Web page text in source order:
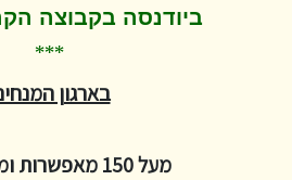
ביודנסה בקבוצה
***
בארגון
מעל 150 מאפשרות ומאפשרים.